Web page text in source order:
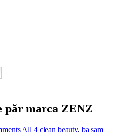
păr marca ZENZ
All 4 clean beauty, balsam